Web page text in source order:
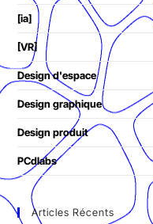
[ia]
[VR]
Design d'espace
Design graphique
Design produit
PCdlabs
Articles Récents